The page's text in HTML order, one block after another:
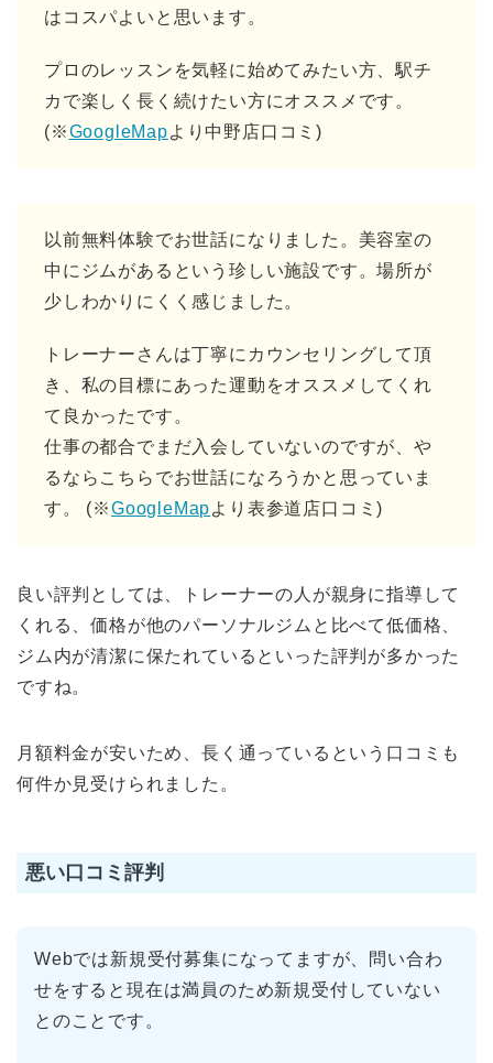
はコスパよいと思います。
プロのレッスンを気軽に始めてみたい方、駅チ
カで楽しく長く続けたい方にオススメです。
(※GoogleMapより中野店口コミ)
以前無料体験でお世話になりました。美容室の
中にジムがあるという珍しい施設です。場所が
少しわかりにくく感じました。
トレーナーさんは丁寧にカウンセリングして頂
き、私の目標にあった運動をオススメしてくれ
て良かったです。
仕事の都合でまだ入会していないのですが、や
るならこちらでお世話になろうかと思っていま
す。 (※GoogleMapより表参道店口コミ)
良い評判としては、トレーナーの人が親身に指導して
くれる、価格が他のパーソナルジムと比べて低価格、
ジム内が清潔に保たれているといった評判が多かった
ですね。
月額料金が安いため、長く通っているという口コミも
何件か見受けられました。
悪い口コミ評判
Webでは新規受付募集になってますが、問い合わ
せをすると現在は満員のため新規受付していない
とのことです。